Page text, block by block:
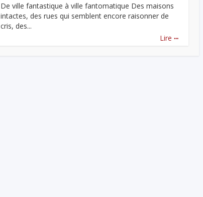
De ville fantastique à ville fantomatique Des maisons
intactes, des rues qui semblent encore raisonner de
cris, des...
Lire ...